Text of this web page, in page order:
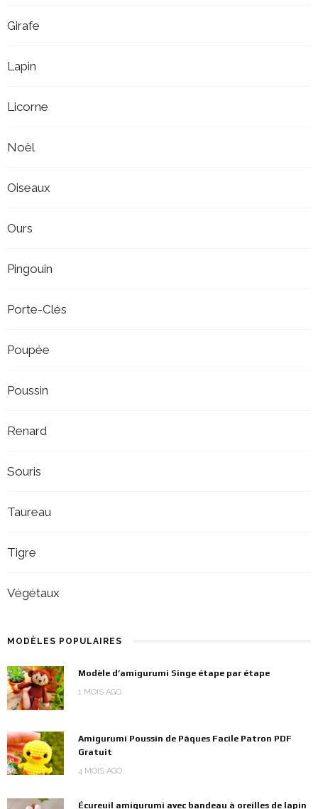
Girafe
Lapin
Licorne
Noël
Oiseaux
Ours
Pingouin
Porte-Clés
Poupée
Poussin
Renard
Souris
Taureau
Tigre
Végétaux
MODÈLES POPULAIRES
Modèle d’amigurumi Singe étape par étape
1 MOIS AGO
Amigurumi Poussin de Pâques Facile Patron PDF
Gratuit
4 MOIS AGO
Écureuil amigurumi avec bandeau à oreilles de lapin